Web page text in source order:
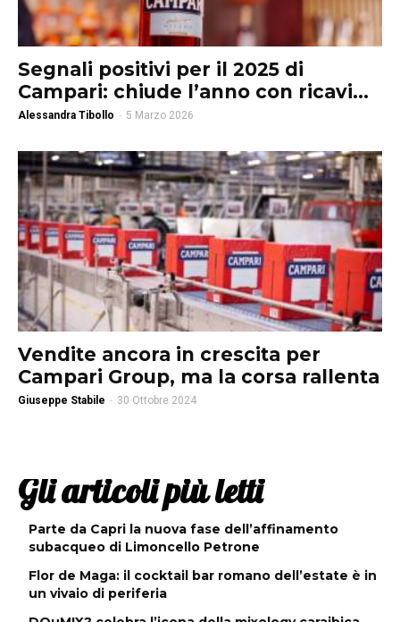
Segnali positivi per il 2025 di
Campari: chiude l’anno con ricavi...
Alessandra Tibollo - 5 Marzo 2026
Vendite ancora in crescita per
Campari Group, ma la corsa rallenta
Giuseppe Stabile - 30 Ottobre 2024
Gli articoli più letti
Parte da Capri la nuova fase dell’affinamento
subacqueo di Limoncello Petrone
Flor de Maga: il cocktail bar romano dell’estate è in
un vivaio di periferia